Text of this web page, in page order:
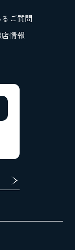
ご質問
情報